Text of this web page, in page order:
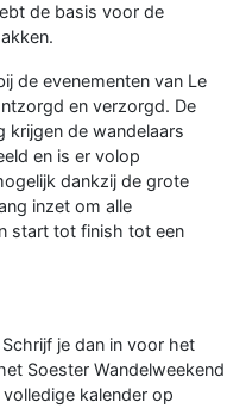
de basis voor de
de evenementen van Le
en verzorgd. De
krijgen de wandelaars
en is er volop
dankzij de grote
inzet om alle
start tot finish tot een
je dan in voor het
Soester Wandelweekend
kalender op